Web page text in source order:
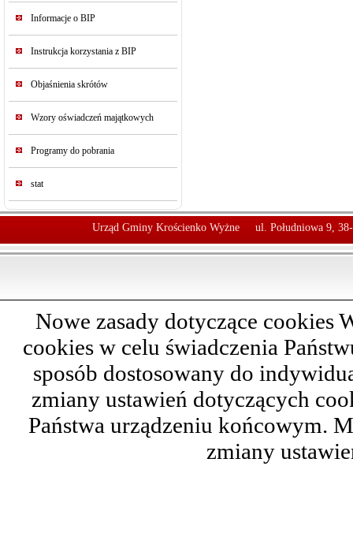
Informacje o BIP
Instrukcja korzystania z BIP
Objaśnienia skrótów
Wzory oświadczeń majątkowych
Programy do pobrania
stat
Urząd Gminy Krościenko Wyżne ul. Południowa 9,
Nowe zasady dotyczące cookies
cookies w celu świadczenia
sposób dostosowany do
zmiany ustawień dotyczących
Państwa urządzeniu końcowym.
zmiany